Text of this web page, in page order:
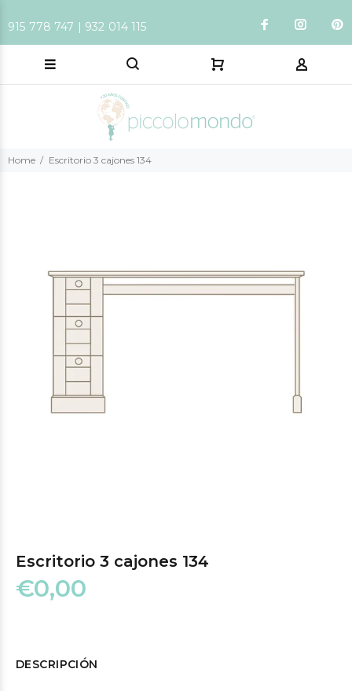
915 778 747 | 932 014 115
Home Escritorio 3 cajones 134
Escritorio 3 cajones 134
€0,00
DESCRIPCIÓN